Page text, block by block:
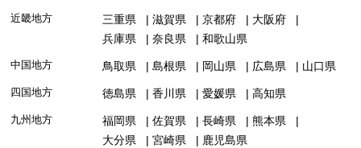
近畿地方 三重県 滋賀県 京都府
大阪府
兵庫県
奈良県 和歌山県
中国地方 鳥取県 島根県 岡山県 広島県 山口県
四国地方 徳島県 香川県 愛媛県 高知県
九州地方 福岡県 佐賀県 長崎県
熊本県
大分県
宮崎県 鹿児島県